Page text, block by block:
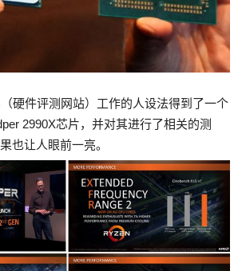
硬件评测网站）工作的人设法得到了一个
2990X芯片，并对其进行了相关的测
也让人眼前一亮。